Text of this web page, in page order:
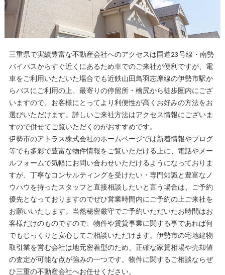
三重県で実績豊富な不動産会社へのアクセスは国道23号線・南勢
バイパスからすぐ近くにあるため車でのご来社が便利ですが、電
車をご利用いただいた場合でも近鉄山田鳥羽志摩線の伊勢市駅か
らバスにご利用の上、最寄りの停留所・檜尻から徒歩圏内にござ
いますので、お客様にとってより利便性が高くお好みの方法をお
選びいただけます。詳しいご来社方法はアクセス情報にございま
すので併せてご覧いただくのがおすすめです。
伊勢市のアトラス株式会社のホームページでは新着情報やブログ
等でも多彩で豊富な物件情報をご覧いただける上に、電話やメー
ルフォームで気軽にお問い合わせいただけるようになっておりま
すが、丁寧なコンサルティングを受けたい・専門知識と豊富なノ
ウハウを持ったスタッフと直接相談したいと言う場合は、ご予約
優先となっておりますのでぜひ営業時間内にご予約の上ご来社を
お願いいたします。当然秘密厳守でご予約いただいたお時間はお
客様だけのものですので、物件や賃貸事業に関する事であれば何
でもじっくりと安心してご相談いただけます。伊勢市の宅地建物
取引業を営む会社は地元密着型のため、正確な家賃相場や売却値
の査定が可能な点が強みの一つです。物件に関するご相談ならぜ
ひ三重の不動産会社へお任せください。